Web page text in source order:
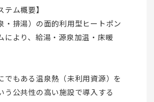
テム概要】
・排湯）の面的利用型ヒートポン
により、給湯・源泉加温・床暖
でもある温泉熱（未利用資源）を
う公共性の高い施設で導入する